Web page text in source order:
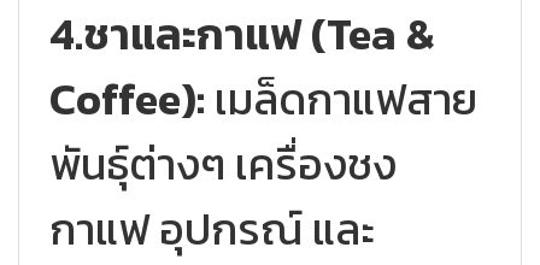
4.ชาและกาแฟ (Tea &
Coffee): เมล็ดกาแฟสาย
พันธุ์ต่างๆ เครื่องชง
กาแฟ อุปกรณ์ และ